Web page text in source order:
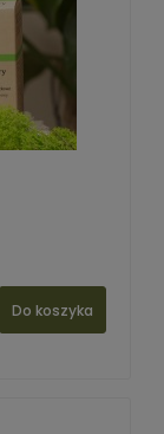
Do koszyka